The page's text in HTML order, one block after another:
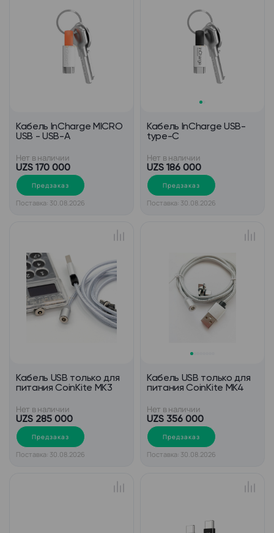
Кабель InCharge MICRO
USB - USB-A
Нет в наличии
UZS 170 000
Предзаказ
Поставка: 30.08.2026
Кабель InCharge USB-
type-C
Нет в наличии
UZS 186 000
Предзаказ
Поставка: 30.08.2026
Кабель USB только для
питания CoinKite MK3
Нет в наличии
UZS 285 000
Предзаказ
Поставка: 30.08.2026
Кабель USB только для
питания CoinKite MK4
Нет в наличии
UZS 356 000
Предзаказ
Поставка: 30.08.2026